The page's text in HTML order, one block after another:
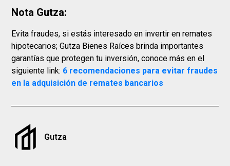
Nota Gutza:
Evita fraudes, si estás interesado en invertir en remates
hipotecarios; Gutza Bienes Raíces brinda importantes
garantías que protegen tu inversión, conoce más en el
siguiente link: 6 recomendaciones para evitar fraudes
en la adquisición de remates bancarios
Gutza